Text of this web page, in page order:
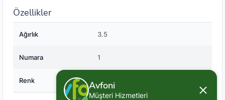
Özellikler
Ağırlık 3.5
Numara 1
Renk Kırmızı / Beyaz
Avfoni
Müşteri Hizmetleri